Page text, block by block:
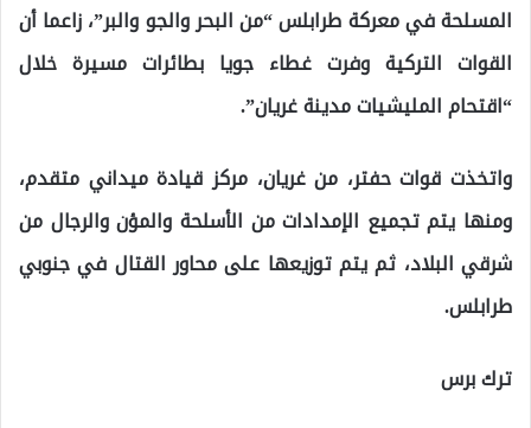
المسلحة في معركة طرابلس “من البحر والجو والبر”، زاعما أن
القوات التركية وفرت غطاء جويا بطائرات مسيرة خلال
“اقتحام المليشيات مدينة غريان”.
واتخذت قوات حفتر، من غريان، مركز قيادة ميداني متقدم،
ومنها يتم تجميع الإمدادات من الأسلحة والمؤن والرجال من
شرقي البلاد، ثم يتم توزيعها على محاور القتال في جنوبي
طرابلس.
ترك برس